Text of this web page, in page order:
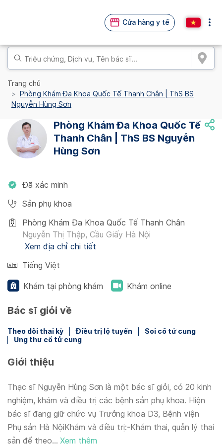
Cửa hàng y tế
Trang chủ
Phòng Khám Đa Khoa Quốc Tế Thanh Chân | ThS BS
Nguyễn Hùng Sơn
Phòng Khám Đa Khoa Quốc Tế
Thanh Chân | ThS BS Nguyễn
Hùng Sơn
Đã xác minh
Sản phụ khoa
Phòng Khám Đa Khoa Quốc Tế Thanh Chân
Nguyễn Thị Thập, Cầu Giấy Hà Nội
Xem địa chỉ chi tiết
Tiếng Việt
Khám tại phòng khám Khám online
Bác sĩ giỏi về
Theo dõi thai kỳ Điều trị lộ tuyến
Soi cổ tử cung
Ung thư cổ tử cung
Giới thiệu
Thạc sĩ Nguyễn Hùng Sơn là một bác sĩ giỏi, có 20 kinh
nghiệm, khám và điều trị các bệnh sản phụ khoa. Hiện
bác sĩ đang giữ chức vụ Trưởng khoa D3, Bệnh viện
Phụ sản Hà NộiKhám và điều trị:-Khám thai, quản lý thai
sản để theo... Xem thêm